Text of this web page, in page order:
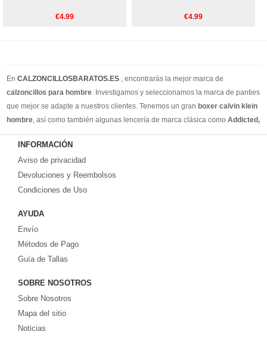
€4.99 €4.99
En CALZONCILLOSBARATOS.ES
, encontrarás la mejor marca de
calzoncillos para hombre . Investigamos y seleccionamos la marca de panties
que mejor se adapte a nuestros clientes. Tenemos un gran boxer calvin klein
hombre , así como también algunas lencería de marca clásica como Addicted,
Armain, Versace, Ralph Lauren. Además de los calzoncillos de estilo
cotidiano, también tenemos calzoncillos para hombres, slip y tangas para
hombres. Creemos que puede encontrar todos los estilos de ropa interior que
necesita en nuestro sitio web. Puedes encontrar su estilo en nuestra tienda
online. Recuerde, si no está satisfecho, tiene 15 días para volver ... ¡envío
INFORMACIÓN
Aviso de privacidad
Devoluciones y Reembolsos
Condiciones de Uso
AYUDA
Envío
Métodos de Pago
Guía de Tallas
SOBRE NOSOTROS
Sobre Nosotros
Mapa del sitio
Noticias